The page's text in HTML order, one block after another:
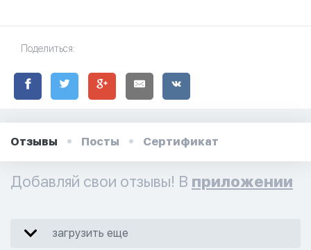
Поделиться:
Отзывы Посты Сертификат
Добавляй свои отзывы! В приложении
загрузить еще